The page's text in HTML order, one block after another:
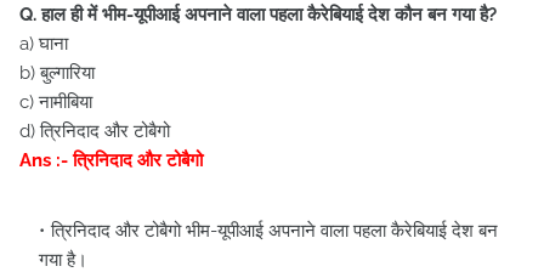
Q. हाल ही में भीम-यूपीआई अपनाने वाला पहला कैरेबियाई देश कौन बन गया है?
a) घाना
b) बुल्गारिया
c) नामीबिया
d) त्रिनिदाद और टोबैगो
Ans :- त्रिनिदाद और टोबैगो
त्रिनिदाद और टोबैगो भीम-यूपीआई अपनाने वाला पहला कैरेबियाई देश बन
गया है।